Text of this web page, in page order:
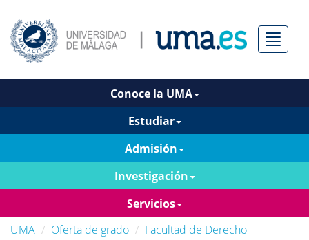
Menú
Conoce la UMA
Estudiar
Admisión
Investigación
Servicios
UMA
Oferta de grado
Facultad de Derecho